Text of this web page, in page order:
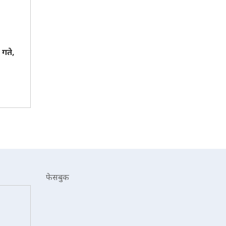
गते,
फेसबुक